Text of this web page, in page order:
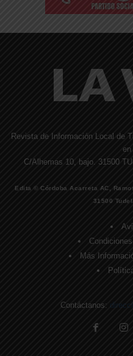
Revista de Información Local de
C/Alhemas 10, bajo. 31500
Edita © Córdoba Acarreta AC,
31500
Más
Contáctanos: